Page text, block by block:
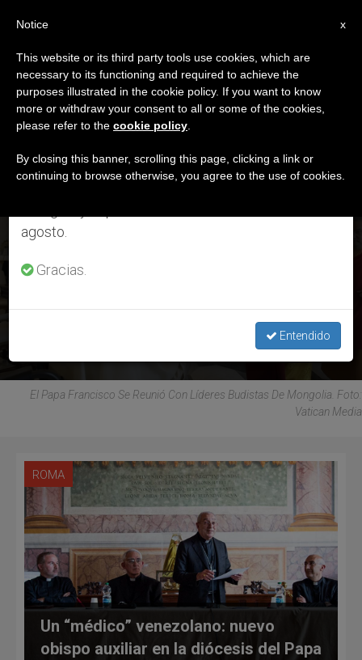
DÍA
Mayo 29th, 2022
ÚLTIMAS NOTICIAS
“Tenemos el deber de inspirar a la humanidad para que
el Papa a budistas mongoles en el Vaticano
El Papa Francisco Se Reunió Con Líderes Budistas De Mongolia. Foto:
Vatican Media
ROMA
Un “médico” venezolano: nuevo
obispo auxiliar en la diócesis del Papa
×
Aviso importante
Del 27 de julio al 7 de agosto haremos la pausa
anual, aprovechando que en el periodo de verano
se generan menos informaciones y también el
agosto.
Gracias.
Entendido
x
Notice
This website or its third party tools use cookies, which are
necessary to its functioning and required to achieve the
purposes illustrated in the cookie policy. If you want to know
more or withdraw your consent to all or some of the cookies,
please refer to the cookie policy
By closing this banner, scrolling this page, clicking a link or
continuing to browse otherwise, you agree to the use of cookies.